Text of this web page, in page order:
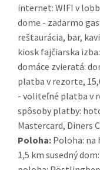
internet: WIFI v
dome - zadarmo
reštaurácia, bar,
kiosk fajčiarska
domáce zvieratá:
platba v rezorte,
- voliteľné platba v
spôsoby platby:
Mastercard, Diners
Poloha: Poloha: na
1,5 km susedný